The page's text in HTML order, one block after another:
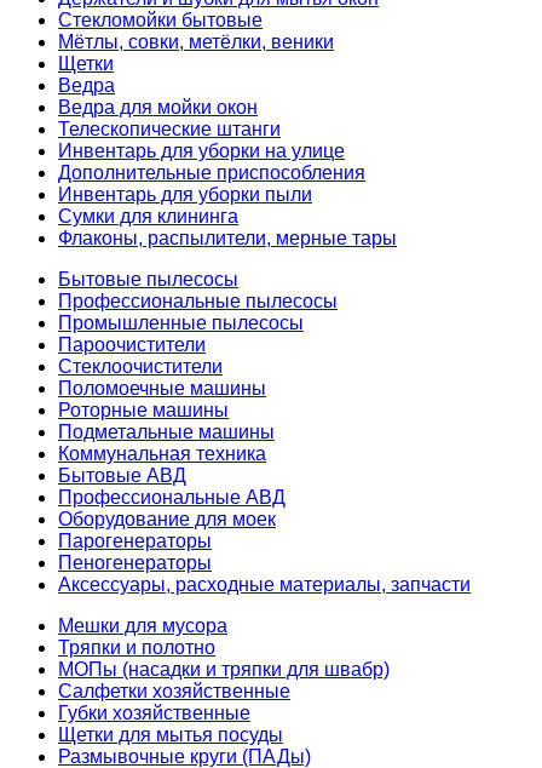
Стекломойки бытовые
Мётлы, совки, метёлки, веники
Щетки
Ведра
Ведра для мойки окон
Телескопические штанги
Инвентарь для уборки на улице
Дополнительные приспособления
Инвентарь для уборки пыли
Сумки для клининга
Флаконы, распылители, мерные тары
Бытовые пылесосы
Профессиональные пылесосы
Промышленные пылесосы
Пароочистители
Стеклоочистители
Поломоечные машины
Роторные машины
Подметальные машины
Коммунальная техника
Бытовые АВД
Профессиональные АВД
Оборудование для моек
Парогенераторы
Пеногенераторы
Аксессуары, расходные материалы, запчасти
Мешки для мусора
Тряпки и полотно
МОПы (насадки и тряпки для швабр)
Салфетки хозяйственные
Губки хозяйственные
Щетки для мытья посуды
Размывочные круги (ПАДы)